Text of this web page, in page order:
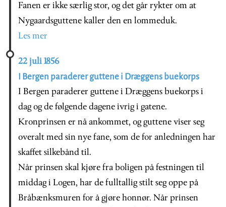
Fanen er ikke særlig stor, og det går rykter om at
Nygaardsguttene kaller den en lommeduk.
Les mer
22 juli 1856
I Bergen paraderer guttene i Dræggens buekorps
I Bergen paraderer guttene i Dræggens buekorps i
dag og de følgende dagene ivrig i gatene.
Kronprinsen er nå ankommet, og guttene viser seg
overalt med sin nye fane, som de for anledningen har
skaffet silkebånd til.
Når prinsen skal kjøre fra boligen på festningen til
middag i Logen, har de fulltallig stilt seg oppe på
Bråbænksmuren for å gjøre honnør. Når prinsen